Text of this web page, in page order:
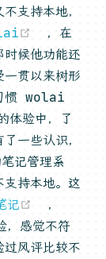
支持本地，
(opens
，在
候他功能还
贯以来树形
惯 wolai
验中，了
一些认识，
记管理系
支持本地。这
new window)
记 (opens
，
，感觉不符
风评比较不